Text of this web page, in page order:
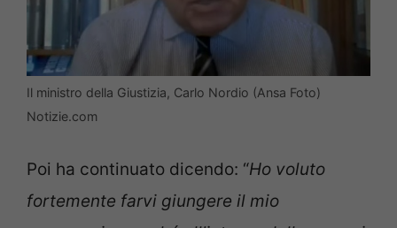
Il ministro della Giustizia, Carlo Nordio (Ansa Foto)
Notizie.com
Poi ha continuato dicendo: “Ho voluto
fortemente farvi giungere il mio